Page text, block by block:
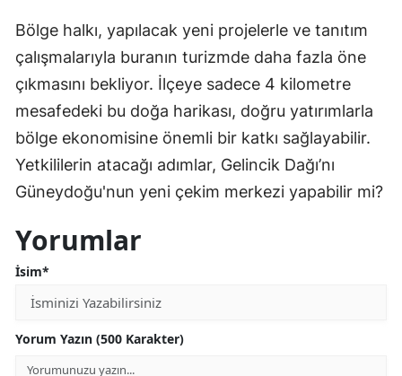
Bölge halkı, yapılacak yeni projelerle ve tanıtım
çalışmalarıyla buranın turizmde daha fazla öne
çıkmasını bekliyor. İlçeye sadece 4 kilometre
mesafedeki bu doğa harikası, doğru yatırımlarla
bölge ekonomisine önemli bir katkı sağlayabilir.
Yetkililerin atacağı adımlar, Gelincik Dağı’nı
Güneydoğu'nun yeni çekim merkezi yapabilir mi?
Yorumlar
İsim*
Yorum Yazın (500 Karakter)